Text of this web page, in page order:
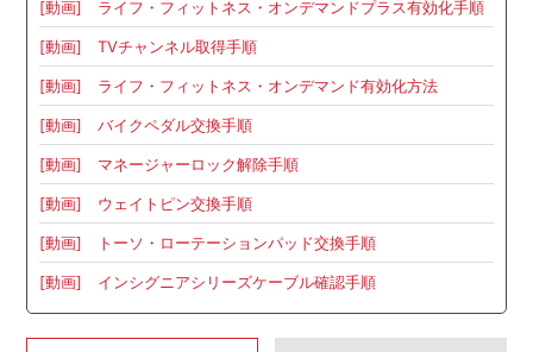
[動画] ライフ・フィットネス・オンデマンドプラス有効化手順
[動画] TVチャンネル取得手順
[動画] ライフ・フィットネス・オンデマンド有効化方法
[動画] バイクペダル交換手順
[動画] マネージャーロック解除手順
[動画] ウェイトピン交換手順
[動画] トーソ・ローテーションパッド交換手順
[動画] インシグニアシリーズケーブル確認手順